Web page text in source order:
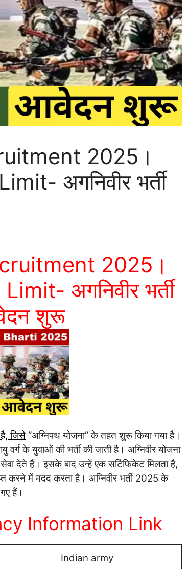
2025।
अगनिवीर भर्ती
2025।
अगनिवीर भर्ती
शुरू
जिसे “अग्निपथ योजना” के तहत शुरू किया गया है।
के युवाओं की भर्ती की जाती है। अग्निवीर योजना
देते हैं। इसके बाद उन्हें एक सर्टिफिकेट मिलता है,
करने में मदद करता है। अग्निवीर भर्ती 2025 के
हैं।
Information Link
Indian army